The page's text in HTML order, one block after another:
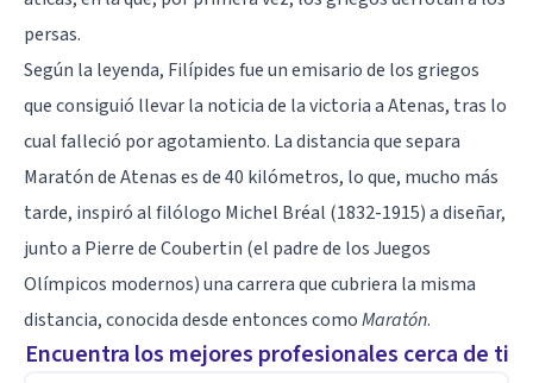
persas.
Según la leyenda, Filípides fue un emisario de los griegos
que consiguió llevar la noticia de la victoria a Atenas, tras lo
cual falleció por agotamiento. La distancia que separa
Maratón de Atenas es de 40 kilómetros, lo que, mucho más
tarde, inspiró al filólogo Michel Bréal (1832-1915) a diseñar,
junto a Pierre de Coubertin (el padre de los Juegos
Olímpicos modernos) una carrera que cubriera la misma
distancia, conocida desde entonces comoMaratón.
Encuentra los mejores profesionales cerca de ti